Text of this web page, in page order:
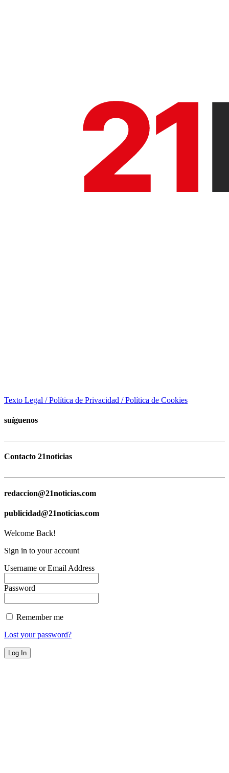
Texto Legal / Política de Privacidad / Política de Cookies
suíguenos
Contacto 21noticias
redaccion@21noticias.com
publicidad@21noticias.com
Welcome Back!
Sign in to your account
Username or Email Address
Password
Remember me
Lost your password?